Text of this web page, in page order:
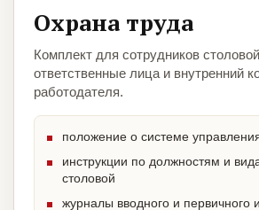
Охрана труда
Комплект для сотрудников
ответственные лица и внутренний
работодателя.
положение о системе
инструкции по должностям и
столовой
журналы вводного и первичного